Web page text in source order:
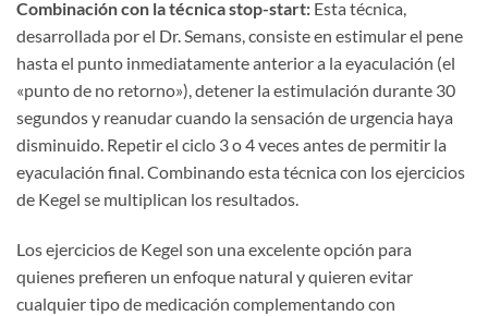
Combinación con la técnica stop-start: Esta técnica,
desarrollada por el Dr. Semans, consiste en estimular el pene
hasta el punto inmediatamente anterior a la eyaculación (el
«punto de no retorno»), detener la estimulación durante 30
segundos y reanudar cuando la sensación de urgencia haya
disminuido. Repetir el ciclo 3 o 4 veces antes de permitir la
eyaculación final. Combinando esta técnica con los ejercicios
de Kegel se multiplican los resultados.
Los ejercicios de Kegel son una excelente opción para
quienes prefieren un enfoque natural y quieren evitar
cualquier tipo de medicación complementando con